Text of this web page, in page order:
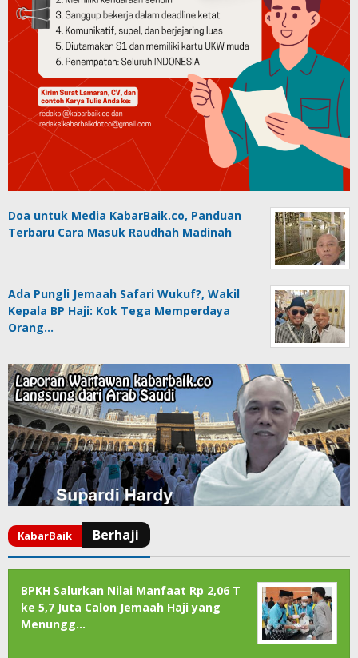
Doa untuk Media KabarBaik.co, Panduan
Terbaru Cara Masuk Raudhah Madinah
Ada Pungli Jemaah Safari Wukuf?, Wakil
Kepala BP Haji: Kok Tega Memperdaya
Orang…
BPKH Salurkan Nilai Manfaat Rp 2,06 T
ke 5,7 Juta Calon Jemaah Haji yang
Menungg…